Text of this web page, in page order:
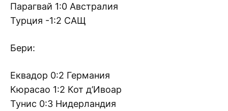
Парагвай 1:0 Австралия
Турция -1:2 САЩ
Бери:
Еквадор 0:2 Германия
Кюрасао 1:2 Кот д’Ивоар
Тунис 0:3 Нидерландия